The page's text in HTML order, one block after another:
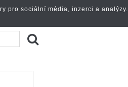
pro sociální média, inzerci a analýzy.